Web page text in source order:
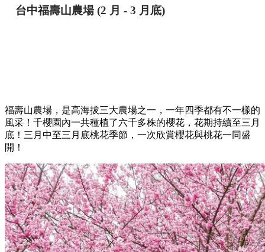
台中福壽山農場(2 月 - 3 月底)
福壽山農場，是高海拔三大農場之一，一年四季都有不一樣的
風采！千櫻園內一共種植了六千多株的櫻花，花期持續至三月
底！三月中至三月底桃花季節，一次欣賞櫻花與桃花一同盛
開！